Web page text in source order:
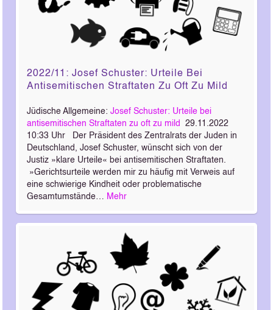
2022/11: Josef Schuster: Urteile Bei
Antisemitischen Straftaten Zu Oft Zu Mild
Jüdische Allgemeine:Josef Schuster: Urteile bei
antisemitischen Straftaten zu oft zu mild
29.11.2022
10:33 Uhr Der Präsident des Zentralrats der Juden in
Deutschland, Josef Schuster, wünscht sich von der
Justiz »klare Urteile« bei antisemitischen Straftaten.
»Gerichtsurteile werden mir zu häuﬁg mit Verweis auf
eine schwierige Kindheit oder problematische
Gesamtumstände… Mehr